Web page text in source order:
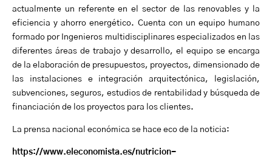
actualmente un referente en el sector de las renovables y la
eficiencia y ahorro energético. Cuenta con un equipo humano
formado por Ingenieros multidisciplinares especializados en las
diferentes áreas de trabajo y desarrollo, el equipo se encarga
de la elaboración de presupuestos, proyectos, dimensionado de
las instalaciones e integración arquitectónica, legislación,
subvenciones, seguros, estudios de rentabilidad y búsqueda de
financiación de los proyectos para los clientes.
La prensa nacional económica se hace eco de la noticia:
https://www.eleconomista.es/nutricion-